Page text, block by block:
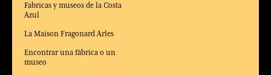
Fabricas y museos de la Costa
Azul
La Maison Fragonard Arles
Encontrar una fábrica o un
museo